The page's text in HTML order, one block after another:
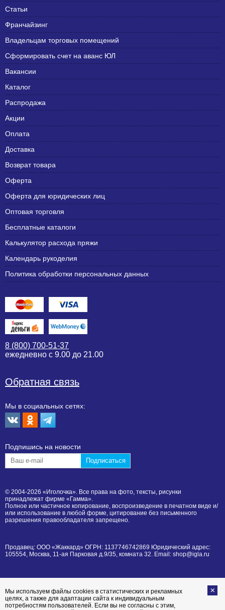
Статьи
Франчайзинг
Владельцам торговых помещений
Сформировать счет на аванс ЮЛ
Вакансии
Каталог
Распродажа
Акции
Оплата
Доставка
Возврат товара
Оферта
Оферта для юридических лиц
Оптовая торговля
Бесплатные каталоги
Калькулятор расхода пряжи
Календарь рукоделия
Политика обработки персональных данных
8 (800) 700-51-37
ежедневно с 9.00 до 21.00
Обратная связь
Мы в социальных сетях:
Подпишиcь на новости
© 2004-2026 «Иголочка». Все права на фото, тексты, рисунки
принадлежат фирме «Гамма».
Полное или частичное копирование, воспроизведение в печатном виде и/
или использование в любой форме, цитирование без письменного
разрешения правообладателя запрещено.
Продавец: ООО «Жаккард» ОГРН: 1137746742869 Юридический адрес:
105554, Москва, 11-ая Парковая д.9/35, комната 32. Email: shop@igla.ru
Мы используем файлы cookies в статистических и рекламных
целях, а также для адаптации сайта к индивидуальным
потребностям пользователей. Если вы не согласны с этим,